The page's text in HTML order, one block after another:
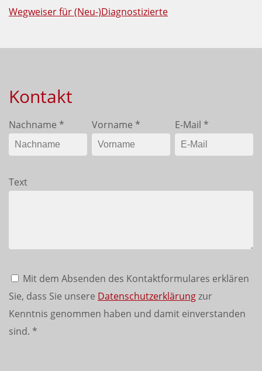
Wegweiser für (Neu-)Diagnostizierte
Kontakt
Nachname * Vorname * E-Mail *
Text
Mit dem Absenden des Kontaktformulares erklären
Sie, dass Sie unsere Datenschutzerklärungzur
Kenntnis genommen haben und damit einverstanden
sind. *